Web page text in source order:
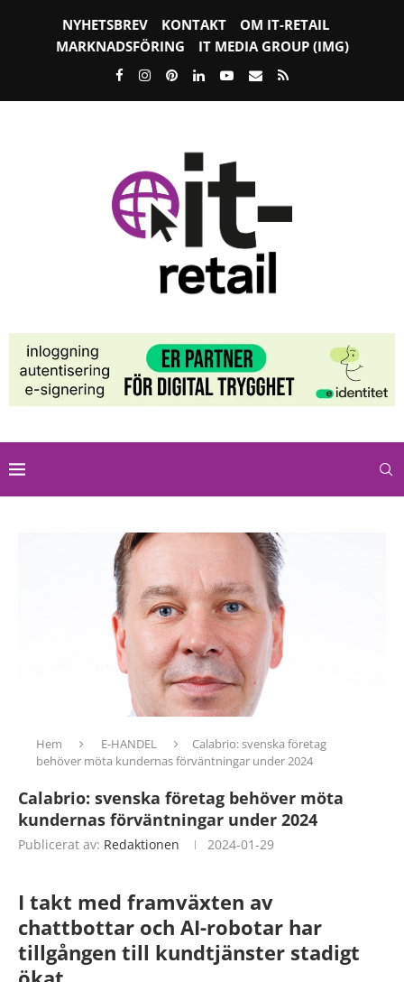
NYHETSBREV KONTAKT
OM IT-RETAIL
MARKNADSFÖRING
IT MEDIA GROUP (IMG)
Hem E-HANDEL
Calabrio: svenska företag
behöver möta kundernas förväntningar under 2024
Calabrio: svenska företag behöver möta
kundernas förväntningar under 2024
Publicerat av: Redaktionen 2024-01-29
I takt med framväxten av
chattbottar och AI-robotar har
tillgången till kundtjänster stadigt